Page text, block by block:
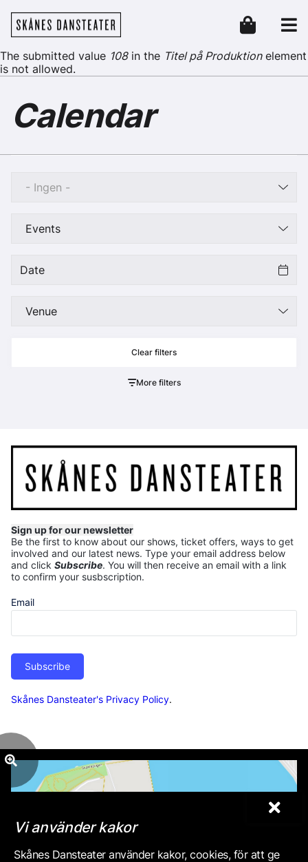
Skånes Dansteater
Header
Error message
The submitted value 108in the Titel på Produktionelement
is not allowed.
Calendar
- Ingen -
Events
Venue
More filters
Sign up for our newsletter
Be the first to know about our shows, ticket offers, ways to get
involved and our latest news. Type your email address below
and click Subscribe. You will then receive an email with a link
to confirm your susbscription.
Email
Subscribe
Skånes Dansteater's Privacy Policy.
Vi använder kakor
Skånes Dansteater använder kakor, cookies, för att ge